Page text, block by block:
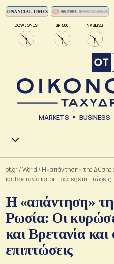
DOW JONES SP 500 NASDAQ
MARKETS BUSINESS
Χ.Α.
ot.gr/World / Η «απάντηση» της Δύσης
και Βρετανία και οι πρώτες επιπτώσεις
Η «απάντηση»
Ρωσία: Oι
και Βρετανία και
επιπτώσεις